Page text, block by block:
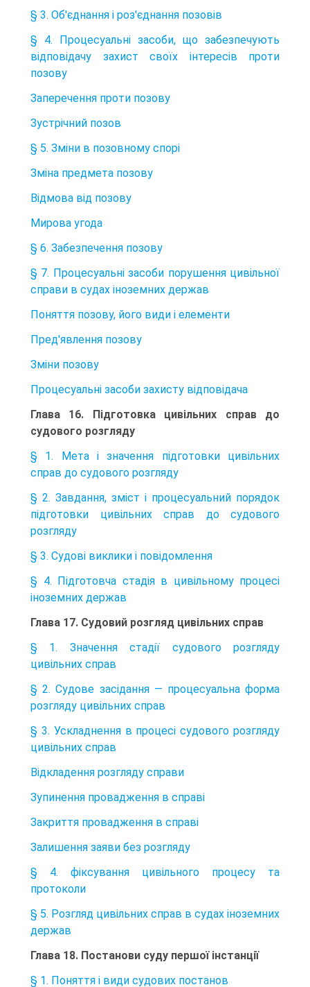
§ 3. Об'єднання і роз'єднання позовів
§ 4. Процесуальні засоби, що забезпечують
відповідачу захист своїх інтересів проти
позову
Заперечення проти позову
Зустрічний позов
§ 5. Зміни в позовному спорі
Зміна предмета позову
Відмова від позову
Мирова угода
§ 6. Забезпечення позову
§ 7. Процесуальні засоби порушення цивільної
справи в судах іноземних держав
Поняття позову, його види і елементи
Пред'явлення позову
Зміни позову
Процесуальні засоби захисту відповідача
Глава 16. Підготовка цивільних справ до
судового розгляду
§ 1. Мета і значення підготовки цивільних
справ до судового розгляду
§ 2. Завдання, зміст і процесуальний порядок
підготовки цивільних справ до судового
розгляду
§ 3. Судові виклики і повідомлення
§ 4. Підготовча стадія в цивільному процесі
іноземних держав
Глава 17. Судовий розгляд цивільних справ
§ 1. Значення стадії судового розгляду
цивільних справ
§ 2. Судове засідання — процесуальна форма
розгляду цивільних справ
§ 3. Ускладнення в процесі судового розгляду
цивільних справ
Відкладення розгляду справи
Зупинення провадження в справі
Закриття провадження в справі
Залишення заяви без розгляду
§ 4. фіксування цивільного процесу та
протоколи
§ 5. Розгляд цивільних справ в судах іноземних
держав
Глава 18. Постанови суду першої інстанції
§ 1. Поняття і види судових постанов